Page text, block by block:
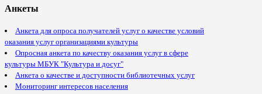
Анкеты
Анкета для опроса получателей услуг о качестве условий
оказания услуг организациями культуры
Опросная анкета по качеству оказания услуг в сфере
культуры МБУК "Культура и досуг"
Анкета о качестве и доступности библиотечных услуг
Мониторинг интересов населения